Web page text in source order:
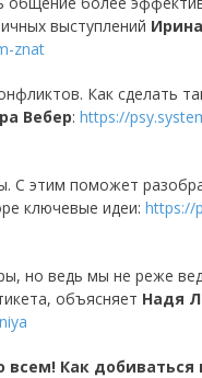
выступлений
znat
Как сделать
Вебер: https://
С этим поможет
ключевые идеи: https://
но ведь мы не реже
объясняет Надя
всем! Как